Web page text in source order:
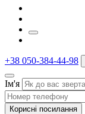
+38 050-384-44-98
Ім'я
Корисні посилання